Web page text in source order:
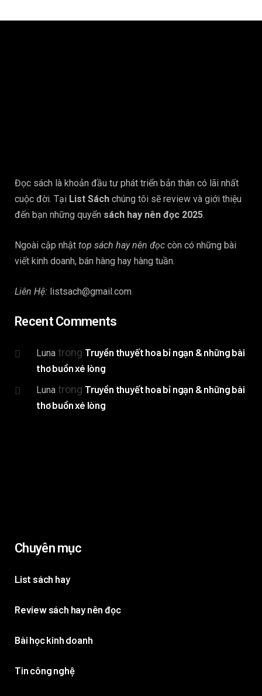
Đọc sách là khoản đầu tư phát triển bản thân có lãi nhất
cuộc đời. Tại List Sách chúng tôi sẽ review và giới thiệu
đến bạn những quyển sách hay nên đọc 2025.
Ngoài cập nhật top sách hay nên đọc còn có những bài
viết kinh doanh, bán hàng hay hàng tuần.
Liên Hệ: listsach@gmail.com
Recent Comments
Luna trong Truyền thuyết hoa bỉ ngạn & những bài
thơ buồn xé lòng
Luna trong Truyền thuyết hoa bỉ ngạn & những bài
thơ buồn xé lòng
Chuyên mục
List sách hay
Review sách hay nên đọc
Bài học kinh doanh
Tin công nghệ